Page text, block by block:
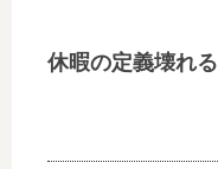
休暇の定義壊れる